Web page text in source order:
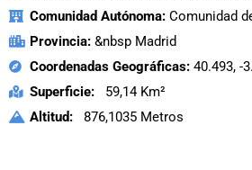
Comunidad Autónoma: Comunidad
Provincia:&nbsp Madrid
Coordenadas Geográficas:40.493, -
Superficie:59,14 Km²
Altitud:876,1035 Metros